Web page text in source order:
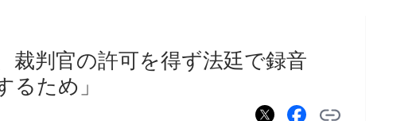
裁判官の許可を得ず法廷で録音
るため」